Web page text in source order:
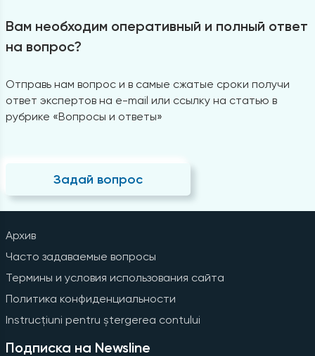
Вам необходим оперативный и полный ответ
на вопрос?
Отправь нам вопрос и в самые сжатые сроки получи
ответ экспертов на e-mail или ссылку на статью в
рубрике «Вопросы и ответы»
Задай вопрос
Архив
Часто задаваемые вопросы
Термины и условия использования сайта
Политика конфиденциальности
Instrucțiuni pentru ștergerea contului
Подписка на Newsline